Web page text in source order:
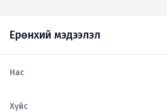
Ерөнхий мэдээлэл
Нас
Хүйс